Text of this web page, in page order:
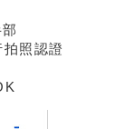
照認證